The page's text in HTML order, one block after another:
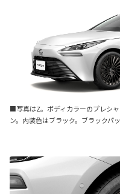
■写真はZ。ボディカラーのプレシ
ン。内装色はブラック。ブラックパ